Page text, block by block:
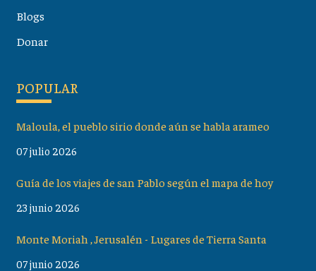
Blogs
Donar
POPULAR
Maloula, el pueblo sirio donde aún se habla arameo
07 julio 2026
Guía de los viajes de san Pablo según el mapa de hoy
23 junio 2026
Monte Moriah , Jerusalén - Lugares de Tierra Santa
07 junio 2026